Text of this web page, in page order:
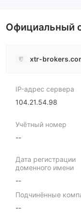
Официальный
xtr-
IP-адрес сервера
104.21.54.98
Учётный номер
--
Дата регистрации
доменного имени
--
Подчинённые
--